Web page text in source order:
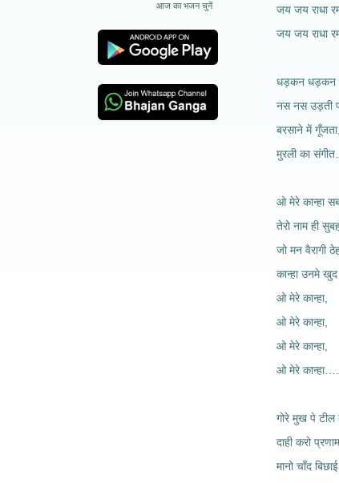
आज का भजन चुनें
जय जय राधा
जय जय राधा
धड़कन धड़कन
नस नस उड़ती
बरसाने में गूँजता,
मुरली का
ओ मेरे कान्हा
तेरो नाम ही
जो मन वैरागी
कान्हा उनमे खुद
ओ मेरे कान्हा,
ओ मेरे कान्हा,
ओ मेरे कान्हा,
ओ मेरे कान्हा….
गोरे मुख पे टील
दाही करो
मानो चाँद